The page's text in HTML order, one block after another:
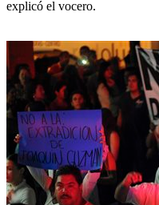
explicó el vocero.